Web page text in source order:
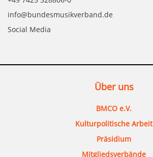
info@bundesmusikverband.de
Social Media
Über uns
BMCO e.V.
Kulturpolitische Arbeit
Präsidium
Mitgliedsverbände